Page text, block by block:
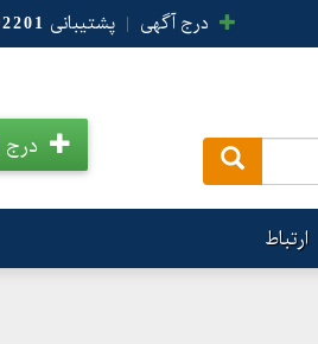
درج آگهی | پشتیبانی
درج
ارتباط